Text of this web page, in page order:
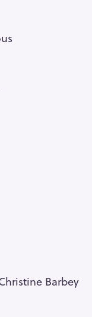
Barbey